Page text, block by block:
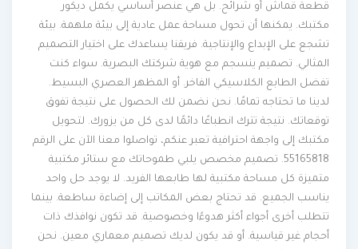
قطعة قماش أو شرائح. بل هي عنصر أساسي يكمل ديكور
مكتبك. يمكنها أن تحول مساحة عمل عادية إلى بيئة ملهمة. بيئة
تشجع على الإبداع والإنتاجية. فريقنا يساعدك على اختيار التصميم
المثالي. تصميم ينسجم مع هوية شركتك البصرية. سواء كنت
تفضل الطابع الكلاسيكي الفاخر. أو المظهر العصري البسيط.
لدينا ما تحتاجه تمامًا. نحن نضمن لك الحصول على نتيجة تفوق
توقعاتك. نتيجة تترك انطباعًا دائمًا لدى كل من يزورك. لتحويل
مكتبك إلى واجهة احترافية تعبر عنكم، تواصلوا معنا الآن على الرقم
55165818. تصميم مخصص يلبي طموحاتك مع ستائر مكتبية
متميزة كل مساحة مكتبية لها طابعها الفريد. لا يوجد حل واحد
يناسب الجميع. قد تحتاج بعض المكاتب إلى إضاءة ساطعة. بينما
تتطلب أخرى أجواء أكثر هدوءًا وخصوصية. قد تكون نوافذك ذات
أحجام غير قياسية. أو قد يكون لديك تصميم معماري معين. نحن